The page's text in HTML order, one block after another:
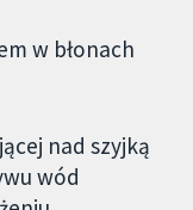
w błonach
nad szyjką
wód